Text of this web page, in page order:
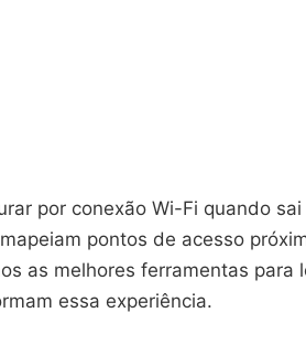
por conexão Wi-Fi quando
pontos de acesso
as melhores ferramentas para
essa experiência.